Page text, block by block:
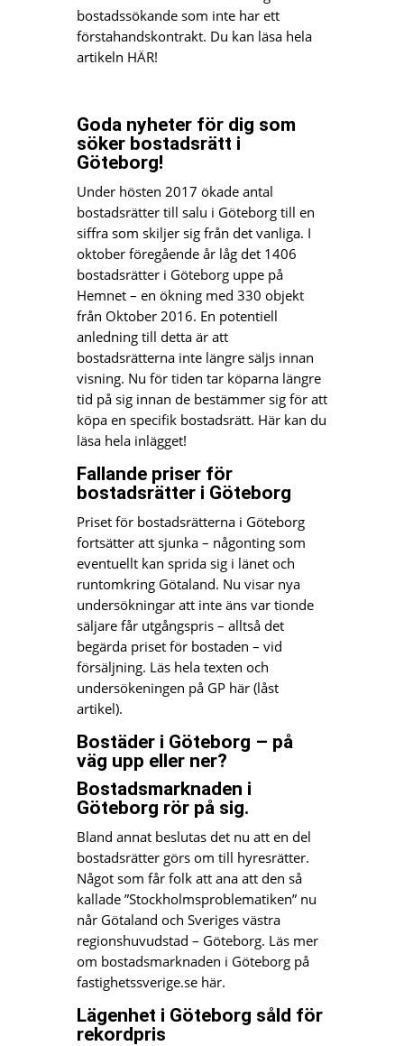
bostadssökande som inte har ett
förstahandskontrakt. Du kan läsa hela
artikeln HÄR!
Goda nyheter för dig som
söker bostadsrätt i
Göteborg!
Under hösten 2017 ökade antal
bostadsrätter till salu i Göteborg till en
siffra som skiljer sig från det vanliga. I
oktober föregående år låg det 1406
bostadsrätter i Göteborg uppe på
Hemnet – en ökning med 330 objekt
från Oktober 2016. En potentiell
anledning till detta är att
bostadsrätterna inte längre säljs innan
visning. Nu för tiden tar köparna längre
tid på sig innan de bestämmer sig för att
köpa en specifik bostadsrätt. Här kan du
läsa hela inlägget!
Fallande priser för
bostadsrätter i Göteborg
Priset för bostadsrätterna i Göteborg
fortsätter att sjunka – någonting som
eventuellt kan sprida sig i länet och
runtomkring Götaland. Nu visar nya
undersökningar att inte äns var tionde
säljare får utgångspris – alltså det
begärda priset för bostaden – vid
försäljning. Läs hela texten och
undersökeningen på GP här (låst
artikel).
Bostäder i Göteborg – på
väg upp eller ner?
Bostadsmarknaden i
Göteborg rör på sig.
Bland annat beslutas det nu att en del
bostadsrätter görs om till hyresrätter.
Något som får folk att ana att den så
kallade ”Stockholmsproblematiken” nu
når Götaland och Sveriges västra
regionshuvudstad – Göteborg. Läs mer
om bostadsmarknaden i Göteborg på
fastighetssverige.se här.
Lägenhet i Göteborg såld för
rekordpris